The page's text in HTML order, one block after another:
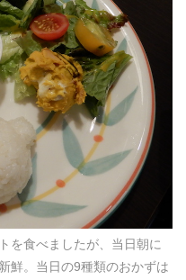
を食べましたが、当日朝に
鮮。当日の9種類のおかずは